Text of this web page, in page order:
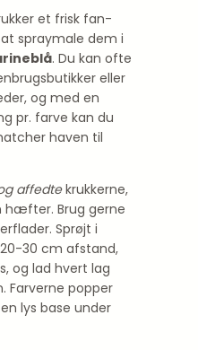
et frisk fan-
spraymale dem i
. Du kan ofte
eller
og med en
pr. farve kan du
haven til
affedtekrukkerne,
hæfter. Brug gerne
Sprøjt i
30 cm afstand,
og lad hvert lag
Farverne popper
lys base under